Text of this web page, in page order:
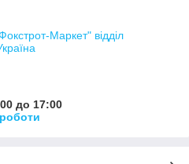
Маркет" відділ
до 17:00